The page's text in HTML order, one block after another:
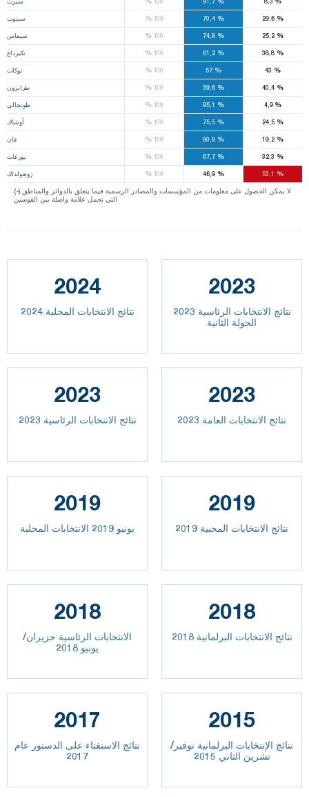
سينوب %100 %
70,4 %
29,6
سيفاس %100 %
74,8 %
25,2
تكيرداغ %100 %
61,2 %
38,8
توكات %100 % %
طرابزون %100 %
59,6 %
40,4
طونجالي %100 % %
4,9
أوشاك %100 %
75,5 %
24,5
فان %100 %
80,8 %
19,2
يوزغات %100 %
67,7 %
زونغولداك %100 %
46,9 %
(-).لا يمكن الحصول على معلومات من المؤسسات والمصادر الرسمية فيما يتعلق بالدوائر والمناطق
التي تحمل علامة واصلة بين القوسين
2024
نتائج الانتخابات المحلية 2024
2023
نتائج الانتخابات الرئاسية 2023
الجولة الثانية
2023
نتائج الانتخابات الرئاسية 2023
2023
2023 نتائج الانتخابات العامة
2019
يونيو 2019 الانتخابات المحلية
2019
نتائج الانتخابات المحبية 2019
2018
الانتخابات الرئاسية حزيران/
يونيو 2018
2018
نتائج الانتخابات البرلمانية 2018
2017
نتائج الاستفتاء على الدستور عام
2017
2015
نتائج الإنتخابات البرلمانية نوفير/
تشرين الثاني 2015